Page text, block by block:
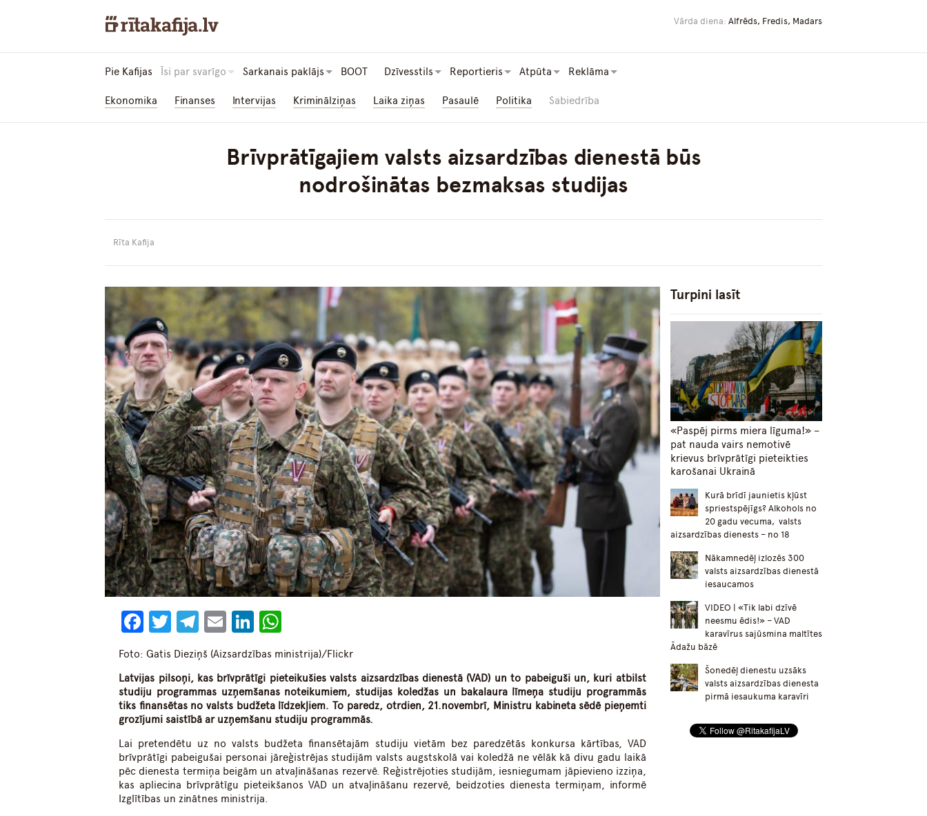
Vārda diena: Alfrēds, Fredis, Madars
Pie Kafijas Īsi par svarīgo Sarkanais paklājs BOOT Dzīvesstils Reportieris Atpūta Reklāma
Ekonomika Finanses Intervijas Kriminālziņas Laika ziņas Pasaulē Politika Sabiedrība
Brīvprātīgajiem valsts aizsardzības dienestā būs
nodrošinātas bezmaksas studijas
Rīta Kafija
Facebook
Twitter
Telegram
EmailLinkedIn
Foto: Gatis Dieziņš (Aizsardzības ministrija)/Flickr
Latvijas pilsoņi, kas brīvprātīgi pieteikušies valsts aizsardzības dienestā (VAD) un to pabeiguši un, kuri atbilst
studiju programmas uzņemšanas noteikumiem, studijas koledžas un bakalaura līmeņa studiju programmās
tiks finansētas no valsts budžeta līdzekļiem. To paredz, otrdien, 21.novembrī, Ministru kabineta sēdē pieņemti
grozījumi saistībā ar uzņemšanu studiju programmās.
Lai pretendētu uz no valsts budžeta finansētajām studiju vietām bez paredzētās konkursa kārtības, VAD
brīvprātīgi pabeigušai personai jāreģistrējas studijām valsts augstskolā vai koledžā ne vēlāk kā divu gadu laikā
pēc dienesta termiņa beigām un atvaļināšanas rezervē. Reģistrējoties studijām, iesniegumam jāpievieno izziņa,
kas apliecina brīvprātīgu pieteikšanos VAD un atvaļināšanu rezervē, beidzoties dienesta termiņam, informē
Izglītības un zinātnes ministrija.
Turpini lasīt
«Paspēj pirms miera līguma!» –
pat nauda vairs nemotivē
krievus brīvprātīgi pieteikties
karošanai Ukrainā
Kurā brīdī jaunietis kļūst
spriestspējīgs? Alkohols no
20 gadu vecuma, valsts
aizsardzības dienests – no 18
Nākamnedēļ izlozēs 300
valsts aizsardzības dienestā
iesaucamos
VIDEO | «Tik labi dzīvē
neesmu ēdis!» – VAD
karavīrus sajūsmina maltītes
Ādažu bāzē
Šonedēļ dienestu uzsāks
valsts aizsardzības dienesta
pirmā iesaukuma karavīri